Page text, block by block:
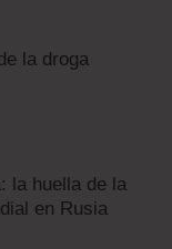
la droga
la huella de la
en Rusia